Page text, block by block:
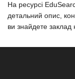
На ресурсі
детальний опис,
ви знайдете